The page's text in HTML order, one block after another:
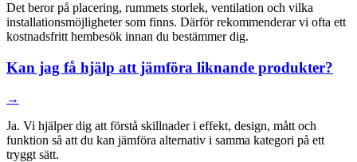
Det beror på placering, rummets storlek, ventilation och vilka
installationsmöjligheter som finns. Därför rekommenderar vi ofta ett
kostnadsfritt hembesök innan du bestämmer dig.
Kan jag få hjälp att jämföra liknande produkter?
→
Ja. Vi hjälper dig att förstå skillnader i effekt, design, mått och
funktion så att du kan jämföra alternativ i samma kategori på ett
tryggt sätt.